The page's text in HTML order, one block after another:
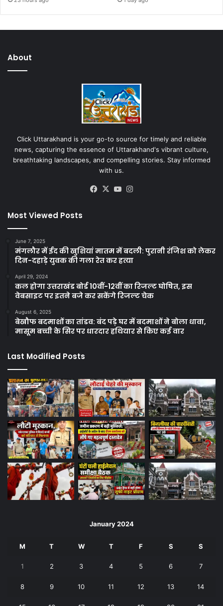
About
Click Uttarakhand is your go-to source for timely and reliable
news, capturing the essence of Uttarakhand's vibrant culture,
breathtaking landscapes, and compelling stories. Stay informed
with us.
Facebook
X YouTube
Most Viewed Posts
June 7, 2025
मंगलौर में ईद की खुशियां मातम में बदली: पुरानी रंजिश को लेकर
दिन-दहाड़े युवक की गला रेत कर हत्या
April 29, 2024
कल होगा उत्तराखंड बोर्ड 10वीं-12वीं का रिजल्ट घोषित, इस
वेबसाइट पर इतने बजे कर सकेंगे रिजल्ट चेक
August 6, 2025
बेखौफ बदमाशों का तांडव: बंद पड़े घर में बदमाशों ने बोला धावा,
मासूम बच्ची के सिर पर धारदार हथियार से किए कई वार
Last Modified Posts
January 2024
M T W T F S S
1 2 3 4 5 6 7
8 9 10 11 12 13 14